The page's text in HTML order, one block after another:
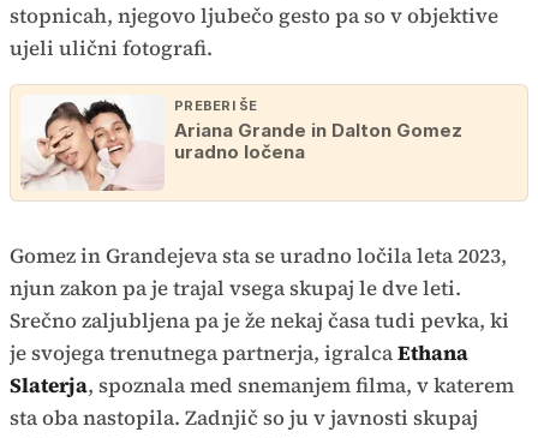
stopnicah, njegovo ljubečo gesto pa so v objektive
ujeli ulični fotografi.
PREBERI ŠE
Ariana Grande in Dalton Gomez
uradno ločena
Gomez in Grandejeva sta se uradno ločila leta 2023,
njun zakon pa je trajal vsega skupaj le dve leti.
Srečno zaljubljena pa je že nekaj časa tudi pevka, ki
je svojega trenutnega partnerja, igralcaEthana
Slaterja, spoznala med snemanjem filma, v katerem
sta oba nastopila. Zadnjič so ju v javnosti skupaj